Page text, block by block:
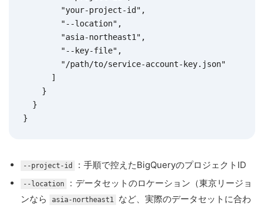
}
--project-id ：手順で控えたBigQueryのプロジェクトID
--location
：データセットのロケーション（東京リージョ
ンなら
asia-northeast1
など、実際のデータセットに合わ